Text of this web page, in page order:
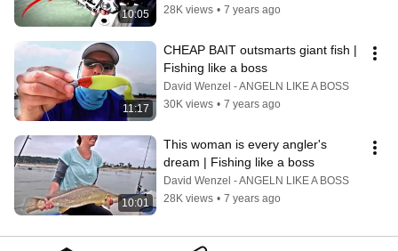
10:05
28K views • 7 years ago
11:17
CHEAP BAIT outsmarts giant fish |
Fishing like a boss
David Wenzel - ANGELN LIKE A BOSS
30K views • 7 years ago
10:01
This woman is every angler's
dream | Fishing like a boss
David Wenzel - ANGELN LIKE A BOSS
28K views • 7 years ago